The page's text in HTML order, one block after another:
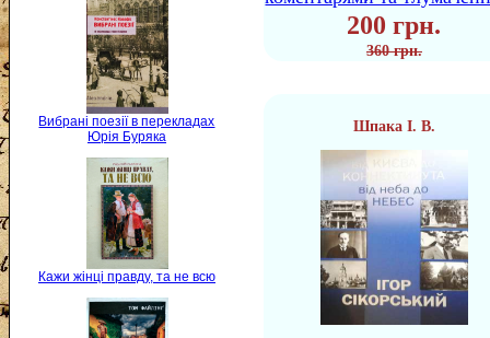
Вибрані поезії в перекладах
Юрія Буряка
Кажи жінці правду, та не всю
200 грн.
360 грн.
Шпака І. В.